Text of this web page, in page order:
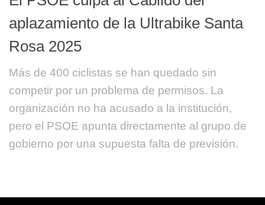
aplazamiento de la Ultrabike Santa
Rosa 2025
Más de 400 ciclistas se han quedado sin
competir por un problema de permisos. La
organización no ha acusado a la institución,
pero el PSOE apunta directamente al grupo de
gobierno por una supuesta falta de previsión.